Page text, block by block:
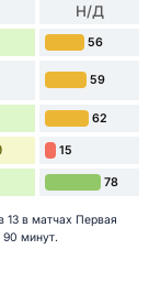
Н/Д
56
59
62
15
78
13 в матчах Первая
минут.